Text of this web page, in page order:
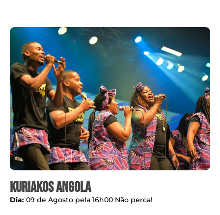
kuriakos angola
Dia: 09 de Agosto pela 16h00 Não perca!